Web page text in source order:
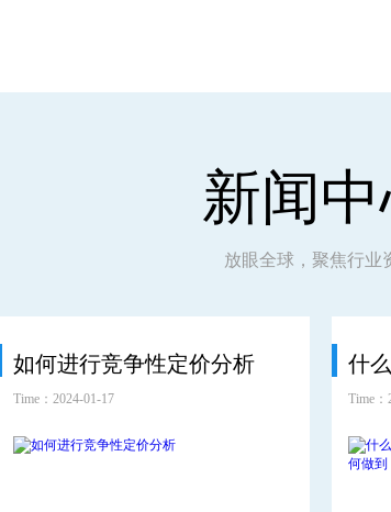
新闻
放眼全球，聚焦行业
如何进行竞争性定价分析
Time：2024-01-17 Time：